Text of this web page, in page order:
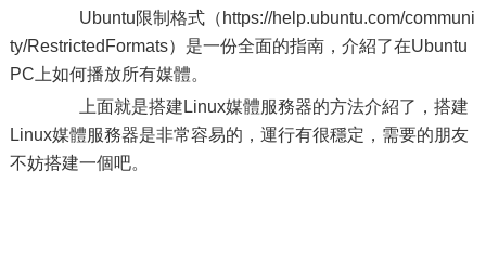
Ubuntu限制格式（https://help.ubuntu.com/communi
ty/RestrictedFormats）是一份全面的指南，介紹了在Ubuntu
PC上如何播放所有媒體。
上面就是搭建Linux媒體服務器的方法介紹了，搭建
Linux媒體服務器是非常容易的，運行有很穩定，需要的朋友
不妨搭建一個吧。